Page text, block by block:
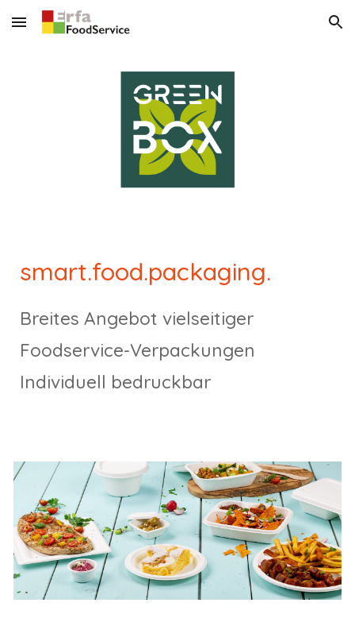
Skip to main content Skip to navigation
smart.food.packaging.
Breites Angebot vielseitiger
Foodservice-Verpackungen
Individuell bedruckbar